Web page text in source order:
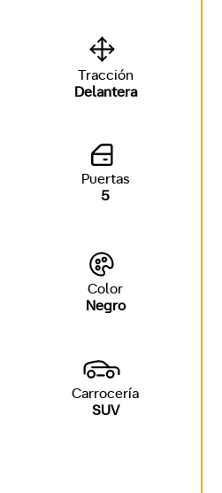
Tracción
Delantera
Puertas
5
Color
Negro
Carrocería
SUV